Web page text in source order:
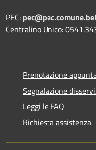
PEC:
Centralino Unico:
Prenotazione
Segnalazione
Leggi le FAQ
Richiesta assistenza